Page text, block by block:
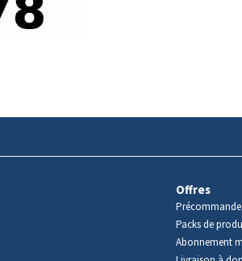
Offres
Packs de
Abonnement